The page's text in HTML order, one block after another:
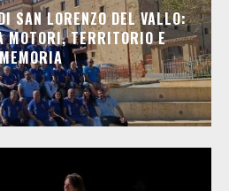
SAN LORENZO DEL VALLO:
MOTORI, TERRITORIO E
MEMORIA